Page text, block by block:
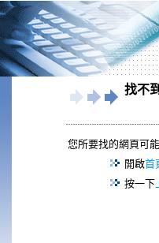
找不
您所要找的網頁可
開啟首
按一下